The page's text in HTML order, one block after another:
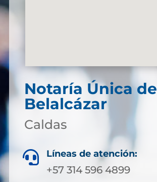
Notaría Única de
Belalcázar
Caldas
 Líneas de atención:
+57 314 596 4899